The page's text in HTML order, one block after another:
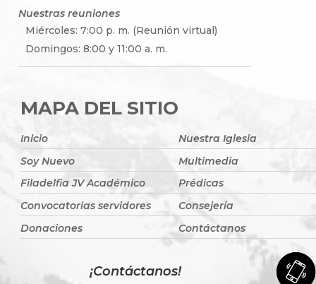
Nuestras reuniones
Miércoles: 7:00 p. m. (Reunión virtual)
Domingos: 8:00 y 11:00 a. m.
MAPA DEL SITIO
Inicio
Nuestra Iglesia
Soy Nuevo
Multimedia
Filadelfia JV Académico
Prédicas
Convocatorias servidores
Consejería
Donaciones
Contáctanos
¡Contáctanos!